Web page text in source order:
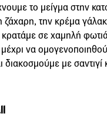
το μείγμα στην
την κρέμα
κρατάμε σε χαμηλή
να
διακοσμούμε με σαντιγί